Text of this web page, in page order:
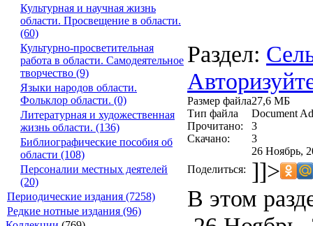
Культурная и научная жизнь
области. Просвещение в области.
(60)
Культурно-просветительная
работа в области. Самодеятельное
творчество (9)
Языки народов области.
Фольклор области. (0)
Литературная и художественная
жизнь области. (136)
Библиографические пособия об
области (108)
Персоналии местных деятелей
(20)
Периодические издания (7258)
Редкие нотные издания (96)
Раздел:
Размер файла27,6 МБ
Тип файла
Document
Прочитано:
3
Скачано:
3
26 Ноябрь,
Поделиться: ]]>
В этом